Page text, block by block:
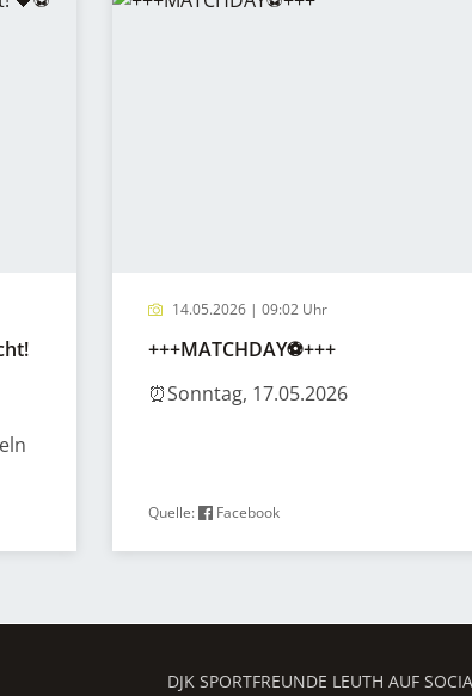
14.05.2026 | 09:02 Uhr
+++MATCHDAY⚽️+++
⏰Sonntag, 17.05.2026
Quelle: Facebook
DJK SPORTFREUNDE LEUTH AUF